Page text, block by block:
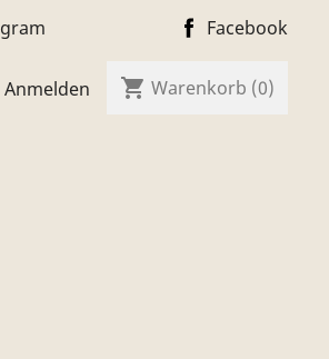
Facebook
Anmelden shopping_cart Warenkorb (0)